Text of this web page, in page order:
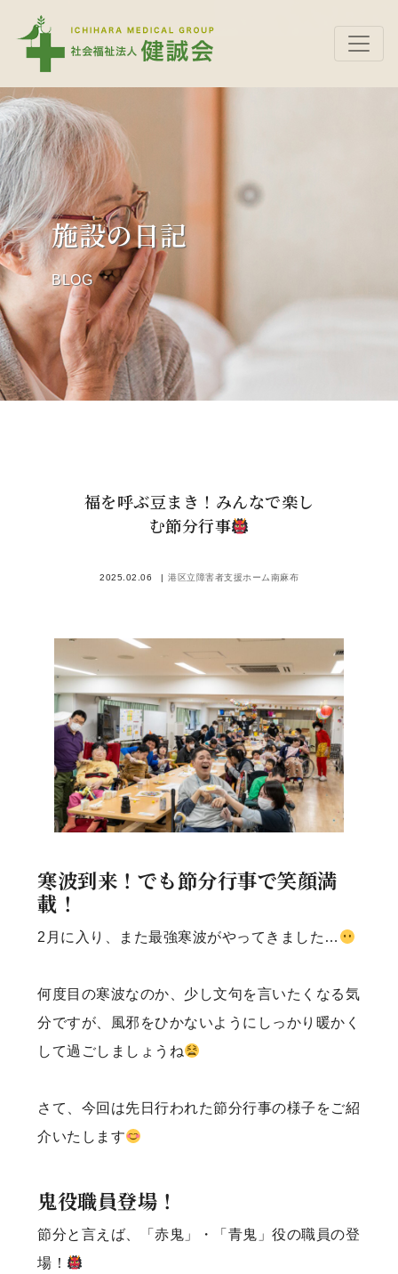
施設の日記
BLOG
福を呼ぶ豆まき！みんなで楽し
む節分行事
2025.02.06 港区立障害者支援ホーム南麻布
寒波到来！でも節分行事で笑顔満
載！
2月に入り、また最強寒波がやってきました…
何度目の寒波なのか、少し文句を言いたくなる気
分ですが、風邪をひかないようにしっかり暖かく
して過ごしましょうね
さて、今回は先日行われた節分行事の様子をご紹
介いたします
鬼役職員登場！
節分と言えば、「赤鬼」・「青鬼」役の職員の登
場！